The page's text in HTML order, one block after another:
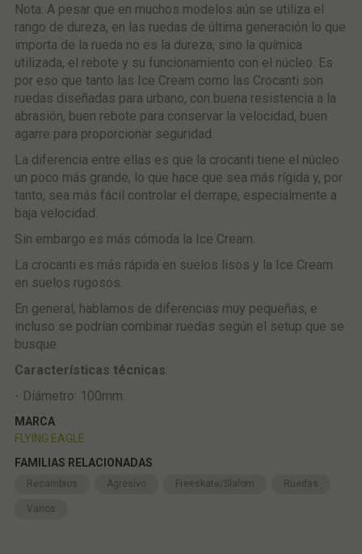
Nota: A pesar que en muchos modelos aún se utiliza el
rango de dureza, en las ruedas de última generación lo que
importa de la rueda no es la dureza, sino la química
utilizada, el rebote y su funcionamiento con el núcleo. Es
por eso que tanto las Ice Cream como las Crocanti son
ruedas diseñadas para urbano, con buena resistencia a la
abrasión, buen rebote para conservar la velocidad, buen
agarre para proporcionar seguridad.
La diferencia entre ellas es que la crocanti tiene el núcleo
un poco más grande, lo que hace que sea más rígida y, por
tanto, sea más fácil controlar el derrape, especialmente a
baja velocidad.
Sin embargo es más cómoda la Ice Cream.
La crocanti es más rápida en suelos lisos y la Ice Cream
en suelos rugosos.
En general, hablamos de diferencias muy pequeñas, e
incluso se podrían combinar ruedas según el setup que se
busque.
Características técnicas:
- Diámetro: 100mm.
MARCA
FLYING EAGLE
FAMILIAS RELACIONADAS
Recambios Agresivo Freeskate/Slalom Ruedas
Varios